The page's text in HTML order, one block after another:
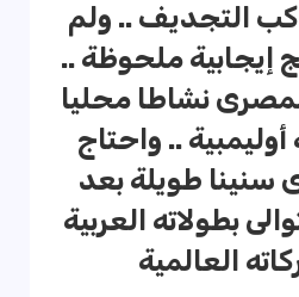
التجديف .. ولم
إيجابية ملحوظة ..
نشاطا محليا
.. واحتاج
سنينا طويلة بعد
بطولاته العربية
العالمية